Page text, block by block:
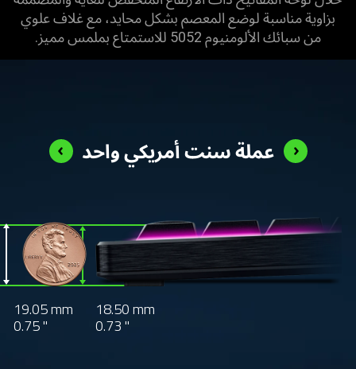
بزاوية مناسبة لوضع المعصم بشكل محايد، مع غلاف علوي
من سبائك الألومنيوم 5052 للاستمتاع بملمس مميز.
عملة سنت أمريكي واحد
a product with measurement indicators
19.05 mm
0.75 "
18.50 mm
0.73 "